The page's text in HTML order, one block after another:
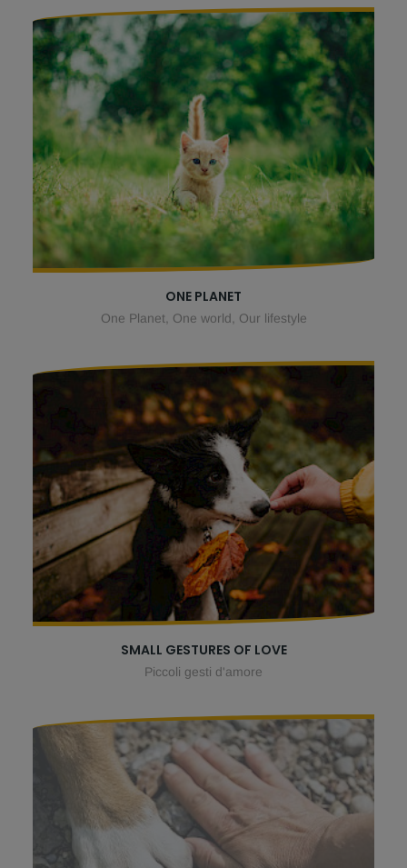
ONE PLANET
One Planet, One world, Our lifestyle
SMALL GESTURES OF LOVE
Piccoli gesti d'amore